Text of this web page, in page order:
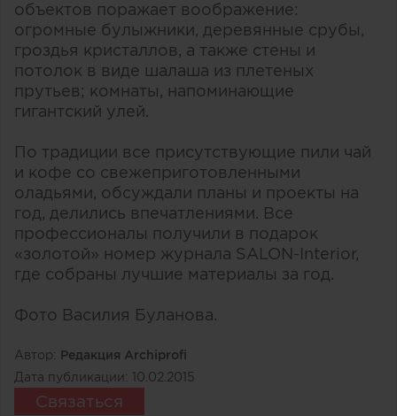
объектов поражает воображение:
огромные булыжники, деревянные срубы,
гроздья кристаллов, а также стены и
потолок в виде шалаша из плетеных
прутьев; комнаты, напоминающие
гигантский улей.
По традиции все присутствующие пили чай
и кофе со свежеприготовленными
оладьями, обсуждали планы и проекты на
год, делились впечатлениями. Все
профессионалы получили в подарок
«золотой» номер журнала SALON-Interior,
где собраны лучшие материалы за год.
Фото Василия Буланова.
Автор: Редакция Archiprofi
Дата публикации: 10.02.2015
Связаться